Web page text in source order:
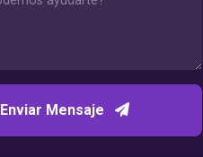
Enviar Mensaje